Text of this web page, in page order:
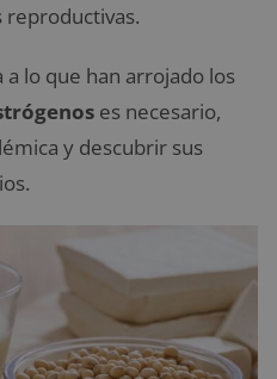
reproductivas.
lo que han arrojado los
es necesario,
y descubrir sus